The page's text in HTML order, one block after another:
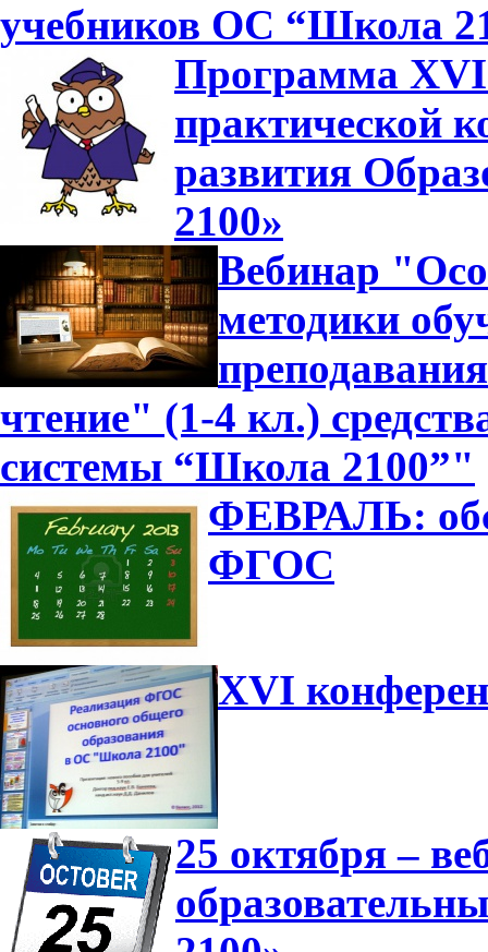
учебников ОС “Школа
Программа
практической
развития
2100»
Вебинар
методики
чтение" (1-4 кл.)
системы “Школа 2100”"
ФЕВРАЛЬ:
ФГОС
XVI
25 октября –